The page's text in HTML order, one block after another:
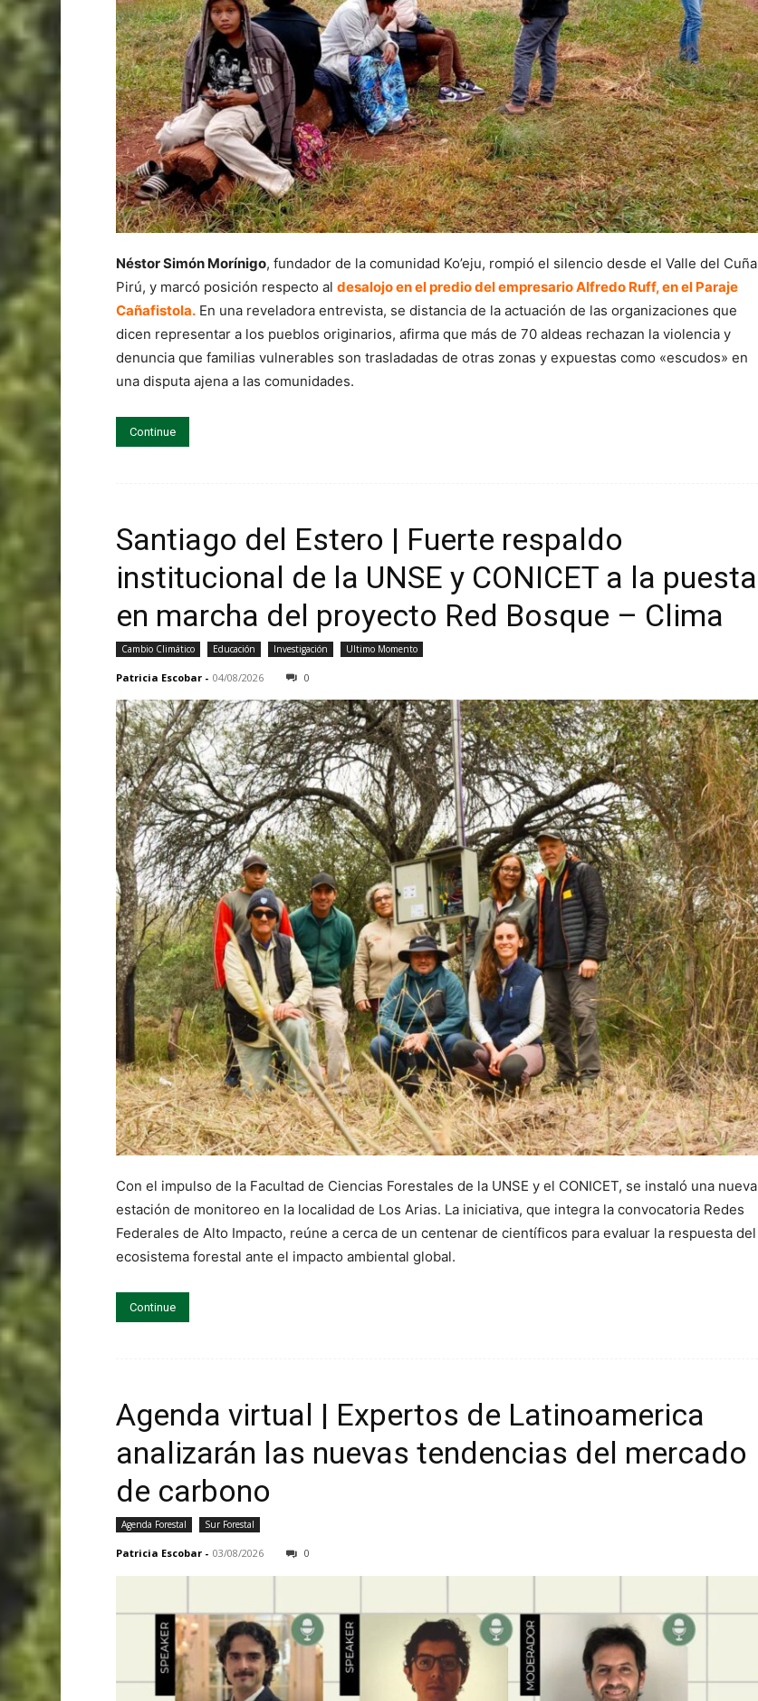
Néstor Simón Morínigo, fundador de la comunidad Ko’eju, rompió el silencio desde el Valle del Cuña
Pirú, y marcó posición respecto al desalojo en el predio del empresario Alfredo Ruff, en el Paraje
Cañafistola.En una reveladora entrevista, se distancia de la actuación de las organizaciones que
dicen representar a los pueblos originarios, afirma que más de 70 aldeas rechazan la violencia y
denuncia que familias vulnerables son trasladadas de otras zonas y expuestas como «escudos» en
una disputa ajena a las comunidades.
Continue
Santiago del Estero | Fuerte respaldo
institucional de la UNSE y CONICET a la puesta
en marcha del proyecto Red Bosque – Clima
Cambio Climático Educación Investigación Ultimo Momento
Patricia Escobar - 04/08/2026 0
Con el impulso de la Facultad de Ciencias Forestales de la UNSE y el CONICET, se instaló una nueva
estación de monitoreo en la localidad de Los Arias. La iniciativa, que integra la convocatoria Redes
Federales de Alto Impacto, reúne a cerca de un centenar de científicos para evaluar la respuesta del
ecosistema forestal ante el impacto ambiental global.
Continue
Agenda virtual | Expertos de Latinoamerica
analizarán las nuevas tendencias del mercado
de carbono
Agenda Forestal Sur Forestal
Patricia Escobar - 03/08/2026 0